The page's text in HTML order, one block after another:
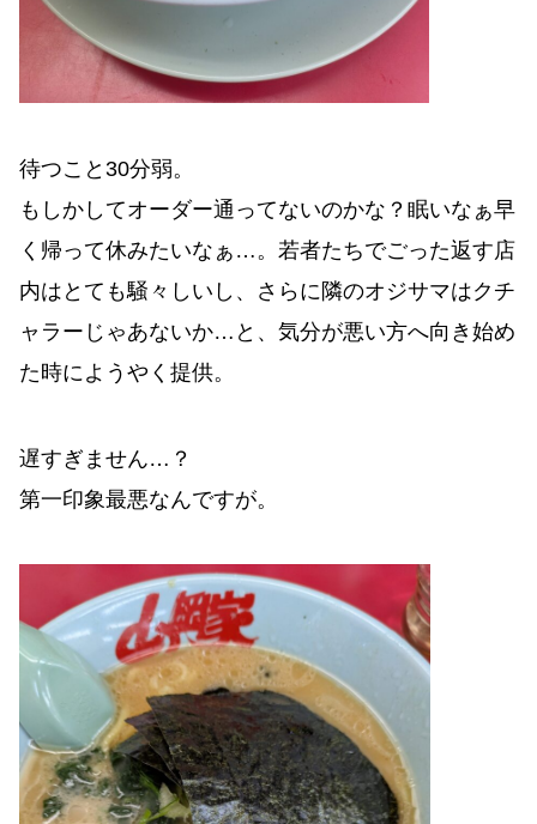
待つこと30分弱。
もしかしてオーダー通ってないのかな？眠いなぁ早
く帰って休みたいなぁ…。若者たちでごった返す店
内はとても騒々しいし、さらに隣のオジサマはクチ
ャラーじゃあないか…と、気分が悪い方へ向き始め
た時にようやく提供。
遅すぎません…？
第一印象最悪なんですが。